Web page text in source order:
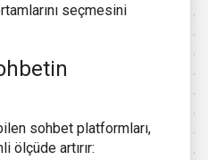
seçmesini
sohbet platformları,
ölçüde artırır: